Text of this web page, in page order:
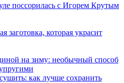
поссорилась с Игорем Крутым
заготовка, которая украсит
на зиму: необычный способ
как лучше сохранить